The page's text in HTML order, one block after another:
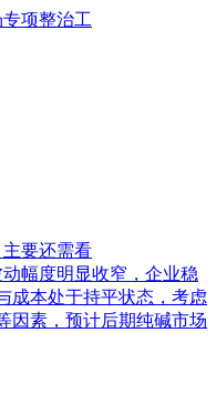
项整治工
要还需看
幅度明显收窄，企业稳
成本处于持平状态，考虑
因素，预计后期纯碱市场